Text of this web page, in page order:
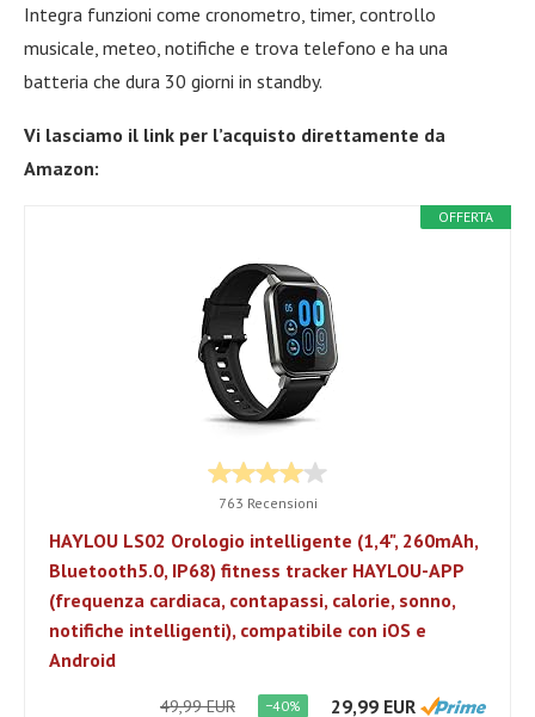
Integra funzioni come cronometro, timer, controllo
musicale, meteo, notifiche e trova telefono e ha una
batteria che dura 30 giorni in standby.
Vi lasciamo il link per l’acquisto direttamente da
Amazon:
OFFERTA
763 Recensioni
HAYLOU LS02 Orologio intelligente (1,4", 260mAh,
Bluetooth5.0, IP68) fitness tracker HAYLOU-APP
(frequenza cardiaca, contapassi, calorie, sonno,
notifiche intelligenti), compatibile con iOS e
Android
49,99 EUR −40% 29,99 EUR